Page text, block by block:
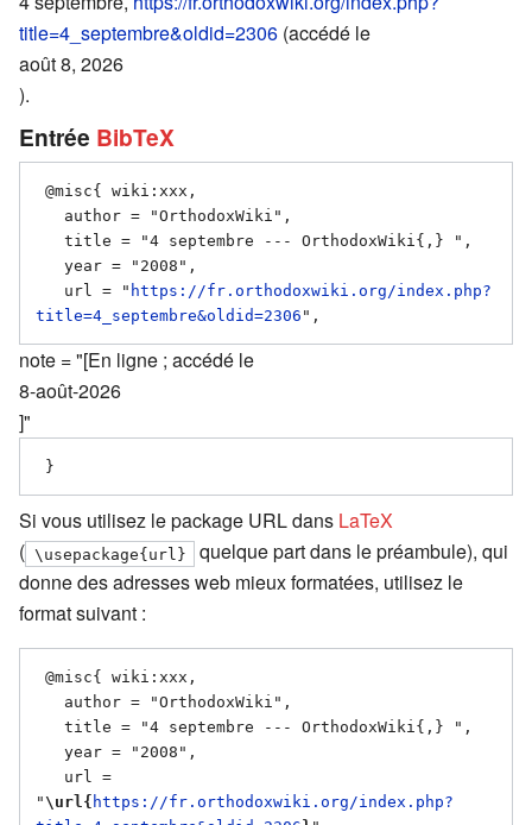
title=4_septembre&oldid=2306 (accédé le
août 8, 2026
).
Entrée BibTeX
   url = "
https://fr.orthodoxwiki.org/index.php?
title=4_septembre&oldid=2306
note = "[En ligne ; accédé le
8-août-2026
]"
Si vous utilisez le package URL dans LaTeX
( \usepackage{url}
quelque part dans le préambule), qui
donne des adresses web mieux formatées, utilisez le
format suivant :
" \url{ https://fr.orthodoxwiki.org/index.php?